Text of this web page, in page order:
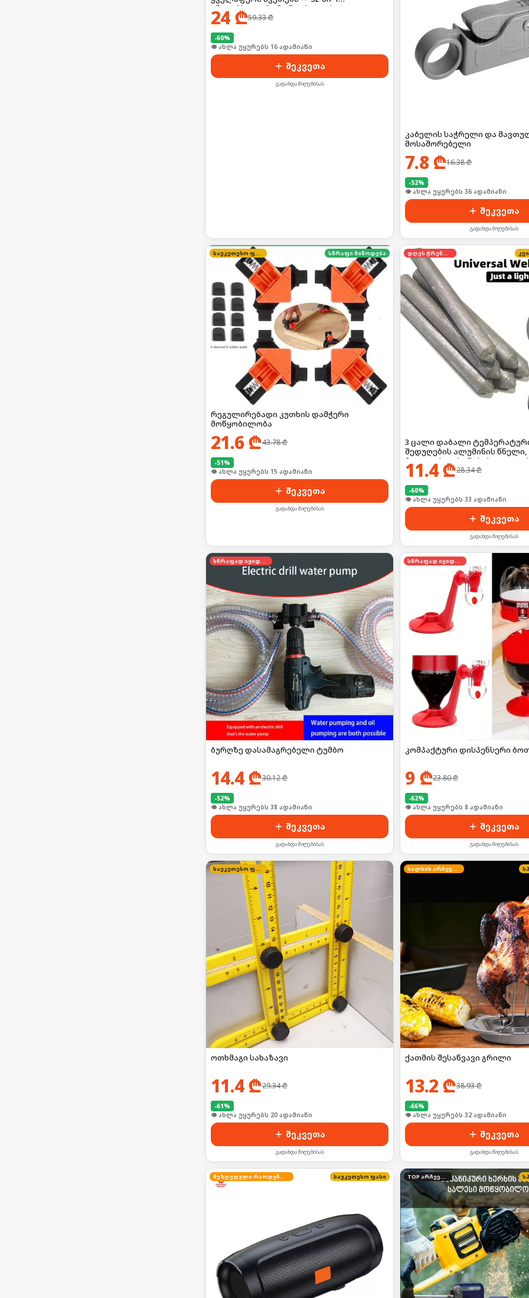
უნივერსალური მოწყობილობა
24₾59.33₾
-60%
👁 ახლა უყურებს 16 ადამიანი
შეკვეთა
გადახდა მიღებისას
კაბელის საჭრელი და
მოსაშორებელი
7.8₾16.38₾
-52%
👁 ახლა უყურებს 36 ადამიანი
შეკვეთა
გადახდა მიღებისას
საუკეთესო ფასი სწრაფი მიწოდება
რეგულირებადი კუთხის დამჭერი
მოწყობილობა
21.6₾43.78₾
-51%
👁 ახლა უყურებს 15 ადამიანი
შეკვეთა
გადახდა მიღებისას
დღეს ტრენდში
3 ცალი დაბალი
შედუღების ალუმინის წნელი,
მეტალის დასაწებებლად და
ამოსავსებად
11.4₾28.34₾
-60%
👁 ახლა უყურებს 33 ადამიანი
შეკვეთა
გადახდა მიღებისას
სწრაფად იყიდება
ბურღზე დასამაგრებელი ტუმბო
14.4₾30.12₾
-52%
👁 ახლა უყურებს 38 ადამიანი
შეკვეთა
გადახდა მიღებისას
სწრაფად იყიდება
კომპაქტური დისპენსერი
9₾23.80₾
-62%
👁 ახლა უყურებს 8 ადამიანი
შეკვეთა
გადახდა მიღებისას
საუკეთესო ფასი
ოთხმაგი სახაზავი
11.4₾29.34₾
-61%
👁 ახლა უყურებს 20 ადამიანი
შეკვეთა
გადახდა მიღებისას
ხალხის არჩევანი
ქათმის შესაწვავი გრილი
13.2₾38.93₾
-66%
👁 ახლა უყურებს 32 ადამიანი
შეკვეთა
გადახდა მიღებისას
შეზღუდული რაოდენობა საუკეთესო ფასი TOP არჩევანი